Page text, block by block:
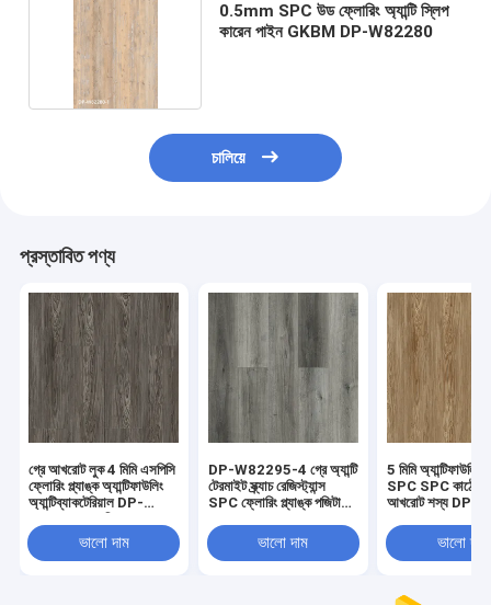
0.5mm SPC উড ফ্লোরিং অ্যান্টি স্লিপ
কারেন পাইন GKBM DP-W82280
চালিয়ে
প্রস্তাবিত পণ্য
গ্রে আখরোট লুক 4 মিমি এসপিসি
ফ্লোরিং প্ল্যাঙ্ক অ্যান্টিফাউলিং
অ্যান্টিব্যাকটেরিয়াল DP-
ভালো দাম
DP-W82295-4 গ্রে অ্যান্টি
টেরমাইট স্ক্র্যাচ রেজিস্ট্যান্স
SPC ফ্লোরিং প্ল্যাঙ্ক পজিটানো
ভালো দাম
5 মিমি অ্যান্টিফাউলিং
SPC SPC কাঠের
আখরোট শস্য DP-
ভালো দাম